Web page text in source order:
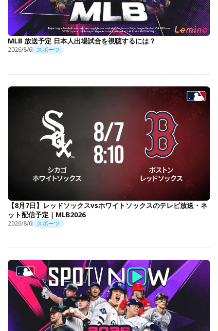
MLB 放送予定 日本人出場試合を視聴するには？
2026/8/6 スポーツ
【8月7日】レッドソックスvsホワイトソックスのテレビ放送・ネ
ット配信予定｜MLB2026
2026/8/6 スポーツ